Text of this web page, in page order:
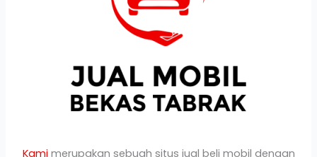
Kamimerupakan sebuah situs jual beli mobil dengan